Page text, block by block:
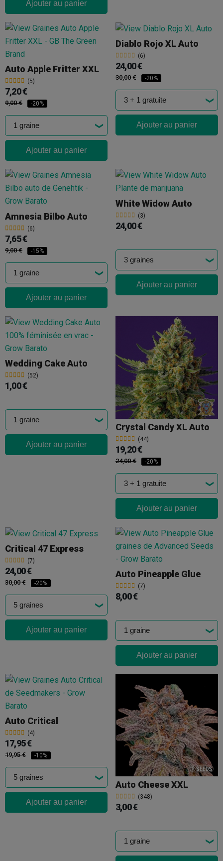
Ajouter au panier
Auto Apple Fritter XXL
(5)
7,20 €
9,00 € -20%
Ajouter au panier
Diablo Rojo XL Auto
(6)
24,00 €
30,00 € -20%
Ajouter au panier
Amnesia Bilbo Auto
(6)
7,65 €
9,00 € -15%
Ajouter au panier
White Widow Auto
(3)
24,00 €
Ajouter au panier
Wedding Cake Auto
(52)
1,00 €
Ajouter au panier
Crystal Candy XL Auto
(44)
19,20 €
24,00 € -20%
Ajouter au panier
Critical 47 Express
(7)
24,00 €
30,00 € -20%
Ajouter au panier
Auto Pineapple Glue
(7)
8,00 €
Ajouter au panier
Auto Critical
(4)
17,95 €
19,95 € -10%
Ajouter au panier
Auto Cheese XXL
(348)
3,00 €